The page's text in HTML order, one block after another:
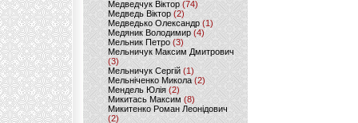
Медведчук Віктор(74)
Медведь Віктор (2)
Медведько Олександр (1)
Медяник Володимир(4)
Мельник Петро (3)
Мельничук Максим Дмитрович
(3)
Мельничук Сергій (1)
Мельніченко Микола (2)
Мендель Юлія (2)
Микитась Максим (8)
Микитенко Роман Леонідович
(2)